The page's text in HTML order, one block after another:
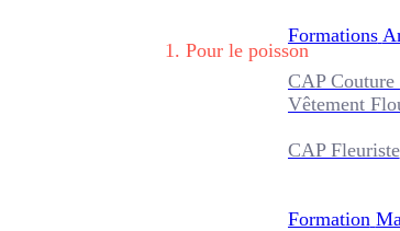
Formations
CAP
Vêtement
CAP Fleuriste
Formation
1 . Pour le poisson